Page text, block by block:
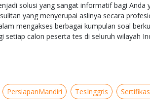
solusi yang sangat informatif bagi Anda
yang menyerupai aslinya secara
mengakses berbagai kumpulan soal
setiap calon peserta tes di seluruh wilayah
PersiapanMandiri TesInggris